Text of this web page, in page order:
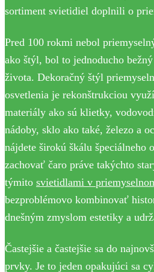
sortiment svietidiel doplnili o
Pred 100 rokmi nebol
ako štýl, bol to jednoducho
života. Dekoračný štýl
osvetlenia je rekonštrukciou
materiály ako sú klietky,
nádoby, sklo ako také, železo a
nájdete širokú škálu špeciálneho
zachovať čaro práve takýchto
týmito svietidlami v
bezproblémovo kombinovať
dnešným zmyslom estetiky a
Častejšie a častejšie sa do
prvky. Je to jeden opakujúci sa